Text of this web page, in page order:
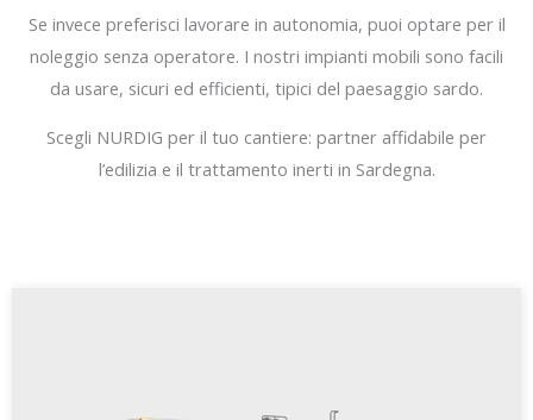
Se invece preferisci lavorare in autonomia, puoi optare per il
noleggio senza operatore. I nostri impianti mobili sono facili
da usare, sicuri ed efficienti, tipici del paesaggio sardo.
Scegli NURDIG per il tuo cantiere: partner affidabile per
l’edilizia e il trattamento inerti in Sardegna.